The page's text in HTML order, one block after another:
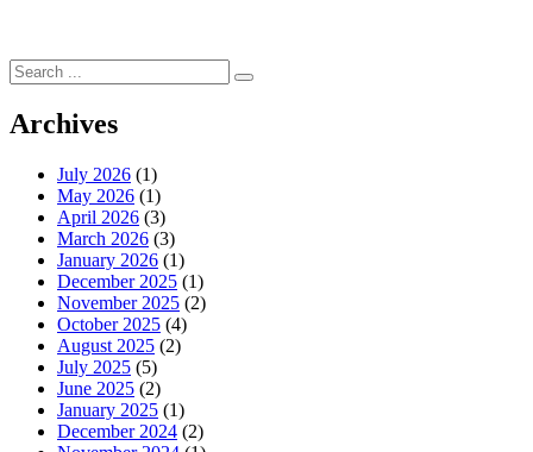
Search
for:
Archives
July 2026 (1)
May 2026 (1)
April 2026 (3)
March 2026 (3)
January 2026 (1)
December 2025 (1)
November 2025 (2)
October 2025 (4)
August 2025 (2)
July 2025 (5)
June 2025 (2)
January 2025 (1)
December 2024 (2)